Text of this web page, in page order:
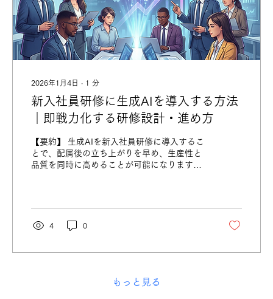
2026年1月4日 ∙ 1 分
新入社員研修に生成AIを導入する方法
｜即戦力化する研修設計・進め方
【要約】 生成AIを新入社員研修に導入するこ
とで、配属後の立ち上がりを早め、生産性と
品質を同時に高めることが可能になります。
効果測定まで含めた丁寧な設計が不可欠で
す。既存研修への組み込みには、現場ヒアリ
理するとともに、業務に即した研修設計と効
4 0
もっと見る